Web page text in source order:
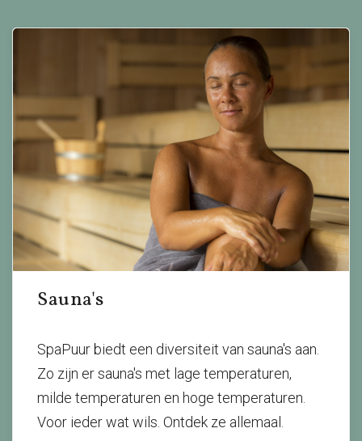
Sauna's
SpaPuur biedt een diversiteit van sauna's aan.
Zo zijn er sauna's met lage temperaturen,
milde temperaturen en hoge temperaturen.
Voor ieder wat wils. Ontdek ze allemaal.